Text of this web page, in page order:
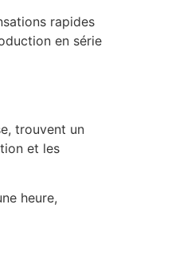
rapides
en série
trouvent un
et les
heure,